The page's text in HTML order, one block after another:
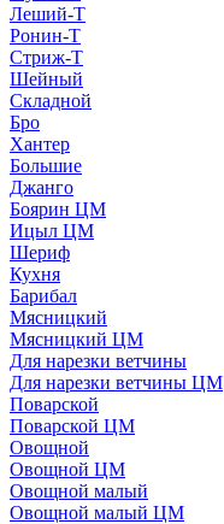
Леший-Т
Ронин-Т
Стриж-Т
Шейный
Складной
Бро
Хантер
Большие
Джанго
Боярин ЦМ
Ицыл ЦМ
Шериф
Кухня
Барибал
Мясницкий
Мясницкий ЦМ
Для нарезки ветчины
Для нарезки ветчины ЦМ
Поварской
Поварской ЦМ
Овощной
Овощной ЦМ
Овощной малый
Овощной малый ЦМ